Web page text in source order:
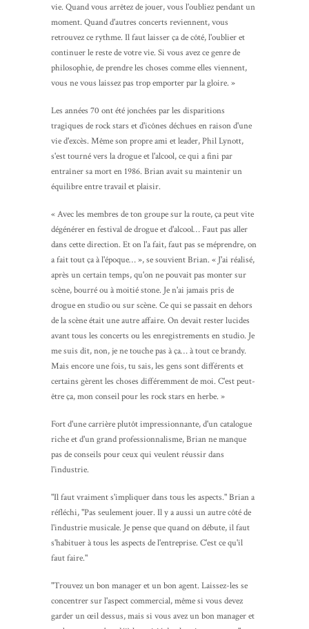
vie. Quand vous arrêtez de jouer, vous l'oubliez pendant un
moment. Quand d'autres concerts reviennent, vous
retrouvez ce rythme. Il faut laisser ça de côté, l'oublier et
continuer le reste de votre vie. Si vous avez ce genre de
philosophie, de prendre les choses comme elles viennent,
vous ne vous laissez pas trop emporter par la gloire. »
Les années 70 ont été jonchées par les disparitions
tragiques de rock stars et d'icônes déchues en raison d'une
vie d'excès. Même son propre ami et leader, Phil Lynott,
s'est tourné vers la drogue et l'alcool, ce qui a fini par
entraîner sa mort en 1986. Brian avait su maintenir un
équilibre entre travail et plaisir.
« Avec les membres de ton groupe sur la route, ça peut vite
dégénérer en festival de drogue et d'alcool… Faut pas aller
dans cette direction. Et on l'a fait, faut pas se méprendre, on
a fait tout ça à l'époque… », se souvient Brian. « J'ai réalisé,
après un certain temps, qu'on ne pouvait pas monter sur
scène, bourré ou à moitié stone. Je n'ai jamais pris de
drogue en studio ou sur scène. Ce qui se passait en dehors
de la scène était une autre affaire. On devait rester lucides
avant tous les concerts ou les enregistrements en studio. Je
me suis dit, non, je ne touche pas à ça… à tout ce brandy.
Mais encore une fois, tu sais, les gens sont différents et
certains gèrent les choses différemment de moi. C'est peut-
être ça, mon conseil pour les rock stars en herbe. »
Fort d'une carrière plutôt impressionnante, d'un catalogue
riche et d'un grand professionnalisme, Brian ne manque
pas de conseils pour ceux qui veulent réussir dans
l'industrie.
"Il faut vraiment s'impliquer dans tous les aspects." Brian a
réfléchi, "Pas seulement jouer. Il y a aussi un autre côté de
l'industrie musicale. Je pense que quand on débute, il faut
s'habituer à tous les aspects de l'entreprise. C'est ce qu'il
faut faire."
"Trouvez un bon manager et un bon agent. Laissez-les se
concentrer sur l'aspect commercial, même si vous devez
garder un œil dessus, mais si vous avez un bon manager et